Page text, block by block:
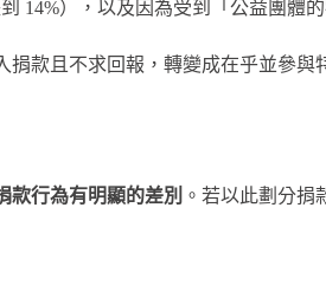
14%），以及因為受到「公益團體的
款且不求回報，轉變成在乎並參
款行為有明顯的差別 。若以此劃分捐